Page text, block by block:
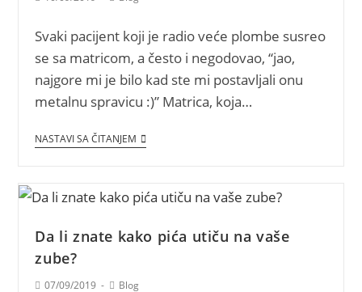
Svaki pacijent koji je radio veće plombe susreo
se sa matricom, a često i negodovao, “jao,
najgore mi je bilo kad ste mi postavljali onu
metalnu spravicu :)” Matrica, koja…
NASTAVI SA ČITANJEM
Da li znate kako pića utiču na vaše
zube?
07/09/2019 Blog